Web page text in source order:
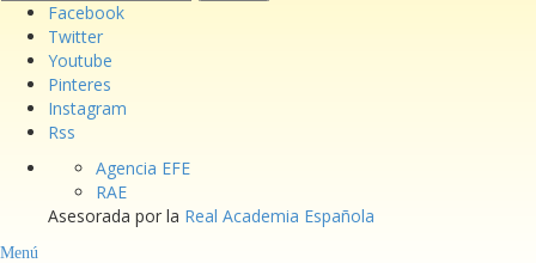
Facebook
Twitter
Youtube
Pinteres
Instagram
Rss
Agencia EFE
RAE
Asesorada por la Real Academia Española
Menú